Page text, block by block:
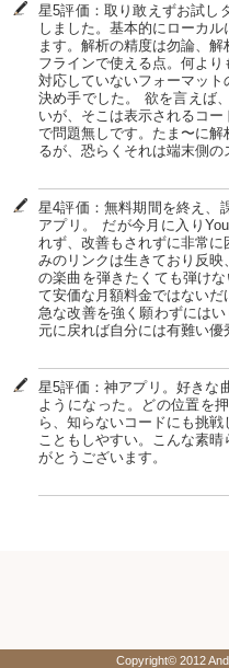
星5評価：取り敢えずお試し
しました。基本的にローカ
ます。解析の精度は勿論、
フラインで使える点。何よ
対応していないフォーマッ
決め手でした。 欲を言えば
いが、そこは表示されるコ
で問題無しです。たま〜に
るが、恐らくそれは端末側の
星4評価：無料期間を終え、
アプリ。 だが今月に入り
れず、改善もされずに非常
みのリンクは生きており反
の楽曲を弾きたくても弾け
て安価な月額料金ではない
急な改善を強く願わずには
元に戻れば自分には有難い優
星5評価：神アプリ。好きな
ようになった。どの位置を
ら、知らないコードにも挑
こともしやすい。こんな素
がとうございます。
Copyright© 2012